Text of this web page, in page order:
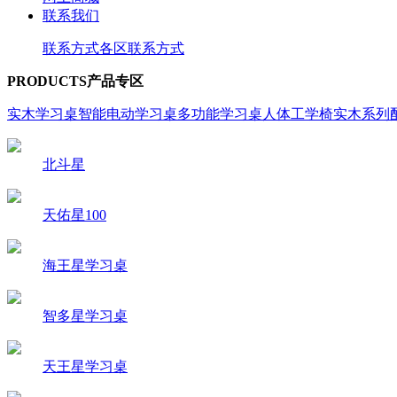
联系我们
联系方式各区联系方式
PRODUCTS产品专区
实木学习桌智能电动学习桌多功能学习桌 人体工学椅实木系列
北斗星
天佑星100
海王星学习桌
智多星学习桌
天王星学习桌